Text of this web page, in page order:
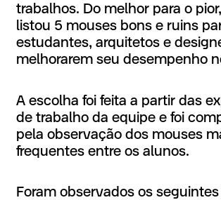
trabalhos. Do melhor para o
listou 5 mouses bons e ruins
estudantes, arquitetos e
melhorarem seu desempenho
A escolha foi feita a partir das
de trabalho da equipe e foi
pela observação dos mouses
frequentes entre os alunos.
Foram observados os